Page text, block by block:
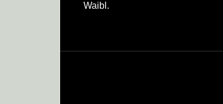
Waibl.